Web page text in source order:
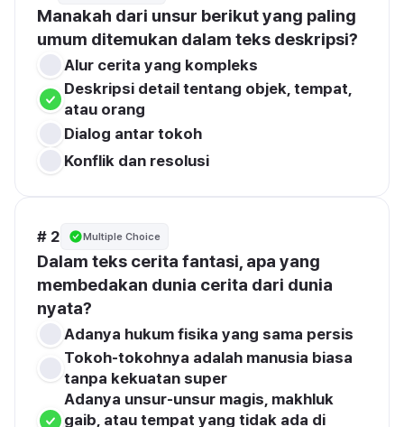
Manakah dari unsur berikut yang paling
umum ditemukan dalam teks deskripsi?
Alur cerita yang kompleks
Deskripsi detail tentang objek, tempat,
atau orang
Dialog antar tokoh
Konflik dan resolusi
# 2 Multiple Choice
Dalam teks cerita fantasi, apa yang
membedakan dunia cerita dari dunia
nyata?
Adanya hukum fisika yang sama persis
Tokoh-tokohnya adalah manusia biasa
tanpa kekuatan super
Adanya unsur-unsur magis, makhluk
gaib, atau tempat yang tidak ada di